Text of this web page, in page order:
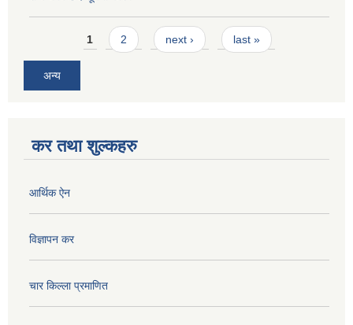
Pages1 2 next › last »
अन्य
कर तथा शुल्कहरु
आर्थिक ऐन
विज्ञापन कर
चार किल्ला प्रमाणित